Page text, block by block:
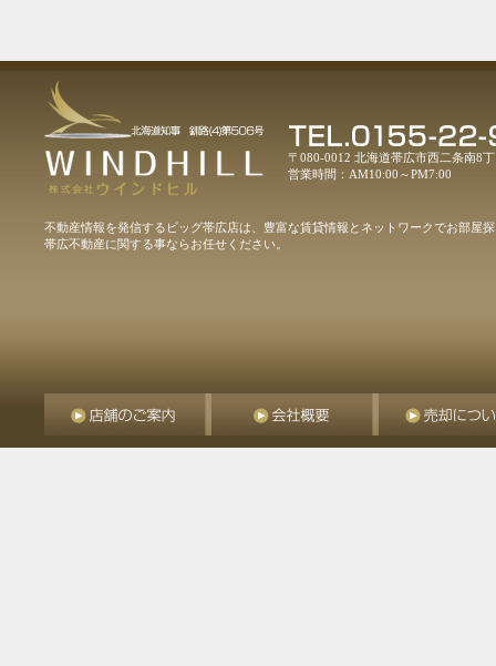
〒080-0012 北海道帯広市西二条南8
営業時間：AM10:00～PM7:00
不動産情報を発信するビッグ帯広店は、豊富な賃貸情報とネットワークでお部屋
帯広不動産に関する事ならお任せください。